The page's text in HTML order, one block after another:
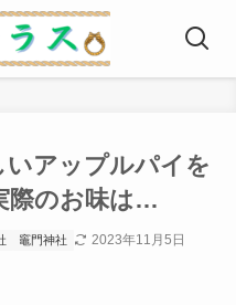
いアップルパイを
際のお味は…
竈門神社 2023年11月5日